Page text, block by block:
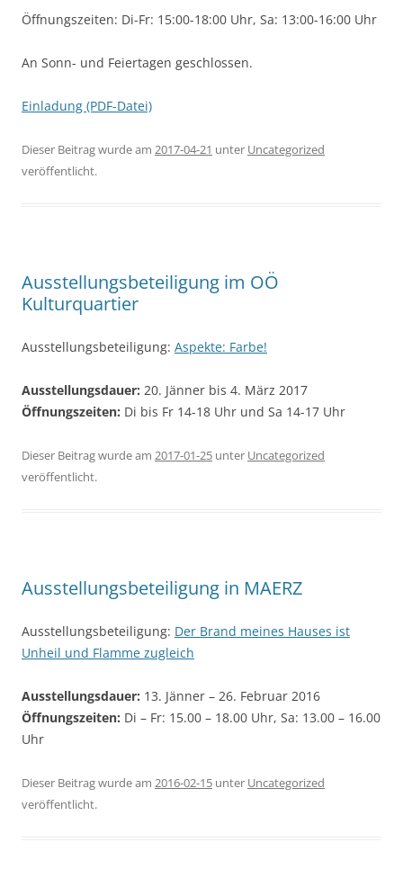
Öffnungszeiten: Di-Fr: 15:00-18:00 Uhr, Sa: 13:00-16:00 Uhr
An Sonn- und Feiertagen geschlossen.
Einladung (PDF-Datei)
Dieser Beitrag wurde am 2017-04-21 unter Uncategorized
veröffentlicht.
Ausstellungsbeteiligung im OÖ
Kulturquartier
Ausstellungsbeteiligung: Aspekte: Farbe!
Ausstellungsdauer: 20. Jänner bis 4. März 2017
Öffnungszeiten: Di bis Fr 14-18 Uhr und Sa 14-17 Uhr
Dieser Beitrag wurde am 2017-01-25 unter Uncategorized
veröffentlicht.
Ausstellungsbeteiligung in MAERZ
Ausstellungsbeteiligung: Der Brand meines Hauses ist
Unheil und Flamme zugleich
Ausstellungsdauer: 13. Jänner – 26. Februar 2016
Öffnungszeiten: Di – Fr: 15.00 – 18.00 Uhr, Sa: 13.00 – 16.00
Uhr
Dieser Beitrag wurde am 2016-02-15 unter Uncategorized
veröffentlicht.